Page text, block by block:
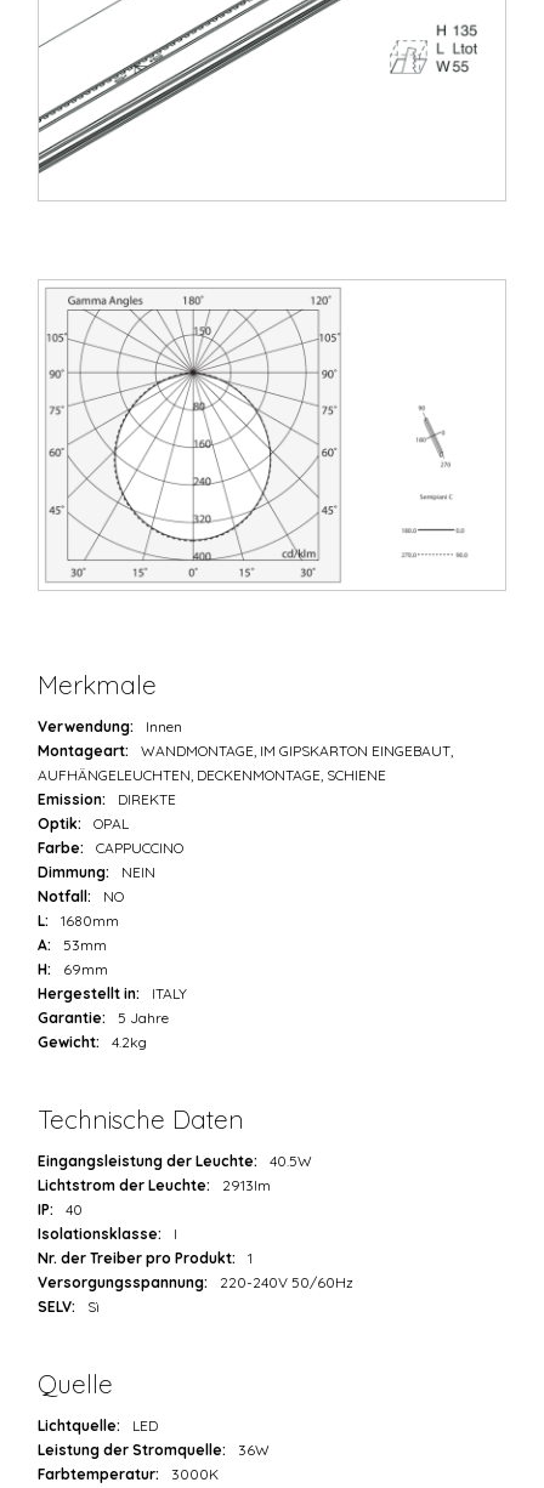
Merkmale
Verwendung:
Innen
Montageart:
WANDMONTAGE, IM GIPSKARTON EINGEBAUT,
AUFHÄNGELEUCHTEN, DECKENMONTAGE, SCHIENE
Emission:
DIREKTE
Optik:
OPAL
Farbe:
CAPPUCCINO
Dimmung:
NEIN
Notfall:
NO
L:
1680mm
A:
53mm
H:
69mm
Hergestellt in:
ITALY
Garantie:
5 Jahre
Gewicht:
4.2kg
Technische Daten
Eingangsleistung der Leuchte:
40.5W
Lichtstrom der Leuchte:
2913lm
IP:
40
Isolationsklasse:
I
Nr. der Treiber pro Produkt:
1
Versorgungsspannung:
220-240V 50/60Hz
SELV:
Sì
Quelle
Lichtquelle:
LED
Leistung der Stromquelle:
36W
Farbtemperatur:
3000K